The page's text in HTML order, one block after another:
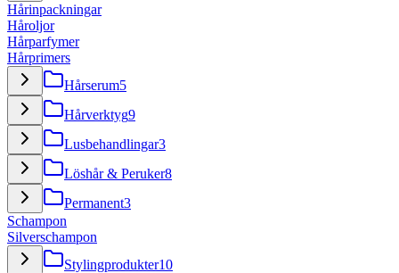
Hårinpackningar
Håroljor
Hårparfymer
Hårprimers
Hårserum5
Hårverktyg9
Lusbehandlingar3
Löshår & Peruker8
Permanent3
Schampon
Silverschampon
Stylingprodukter10